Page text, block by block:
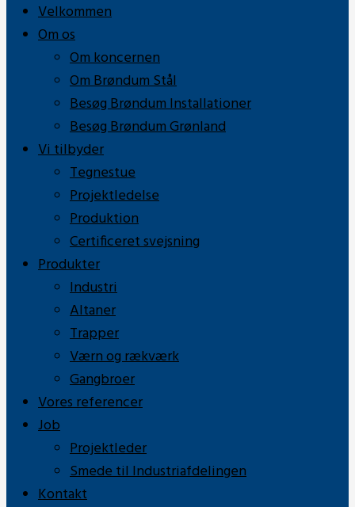
Velkommen
Om os
Om koncernen
Om Brøndum Stål
Besøg Brøndum Installationer
Besøg Brøndum Grønland
Vi tilbyder
Tegnestue
Projektledelse
Produktion
Certificeret svejsning
Produkter
Industri
Altaner
Trapper
Værn og rækværk
Gangbroer
Vores referencer
Job
Projektleder
Smede til Industriafdelingen
Kontakt